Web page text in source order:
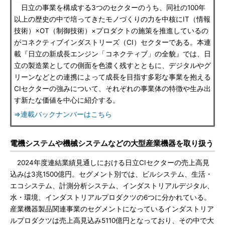
日立の事業を構成する3つのセクターのうち、同社の100年
以上の歴史の中で培ってきたモノづくりの力を中核にIT（情報
技術）×OT（制御技術）×プロダクトの施策を推進しているの
がコネクティブインダストリーズ（CI）セクターである。本連
載『日立の新成長エンジン「コネクティブ」の全貌』では、日
立の製造業としての側面を色濃く残すとともに、デジタルやグ
リーンなどとの連携によって成長を目指す多彩な事業を抱える
CIセクターの強みについて、それぞれの事業体の特徴や生み出
す新たな価値を中心に紹介する。
⇒連載バックナンバーはこちら
電機システムや機械システムなどの大型産業機器を取り扱う
2024年度連結業績見通しにおける日立CIセクターの売上高見
込みは3兆1500億円。セグメント別では、ビルシステム、生活・
エコシステム、計測分析システム、インダストリアルデジタル、
水・環境、インダストリアルプロダクツの6つに分かれている。
産業機器製品関連事業のセグメントになっているインダストリア
ルプロダクツは売上高見込み5110億円となっており、その中で大